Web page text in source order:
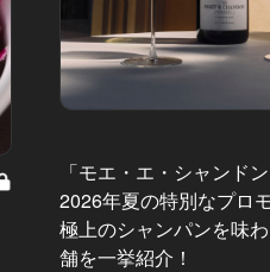
「モエ・エ・シャンドン
2026年夏の特別なプロ
極上のシャンパンを味
舗を一挙紹介！